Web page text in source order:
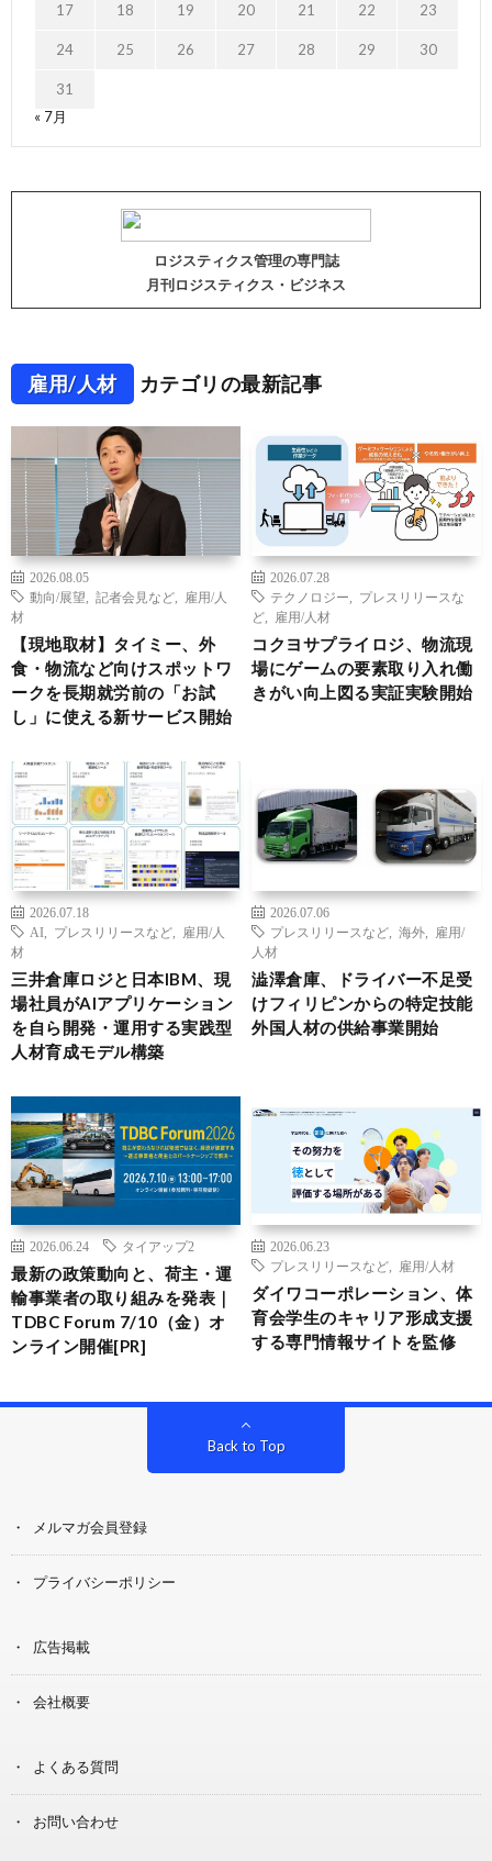
17 18 19 20 21 22 23
24 25 26 27 28 29 30
31
« 7月
ロジスティクス管理の専門誌
月刊ロジスティクス・ビジネス
雇用/人材 カテゴリの最新記事
2026.08.05
動向/展望
記者会見など
雇用/人
材
【現地取材】タイミー、外
食・物流など向けスポットワ
ークを長期就労前の「お試
し」に使える新サービス開始
2026.07.28
テクノロジー
プレスリリースな
ど
雇用/人材
コクヨサプライロジ、物流現
場にゲームの要素取り入れ働
きがい向上図る実証実験開始
2026.07.18
AI
プレスリリースなど
雇用/人
材
三井倉庫ロジと日本IBM、現
場社員がAIアプリケーション
を自ら開発・運用する実践型
人材育成モデル構築
2026.07.06
プレスリリースなど
海外
雇用/
人材
澁澤倉庫、ドライバー不足受
けフィリピンからの特定技能
外国人材の供給事業開始
2026.06.24 タイアップ2
最新の政策動向と、荷主・運
輸事業者の取り組みを発表｜
TDBC Forum 7/10（金）オ
ンライン開催[PR]
2026.06.23
プレスリリースなど
雇用/人材
ダイワコーポレーション、体
育会学生のキャリア形成支援
する専門情報サイトを監修
Back to Top
メルマガ会員登録
プライバシーポリシー
広告掲載
会社概要
よくある質問
お問い合わせ